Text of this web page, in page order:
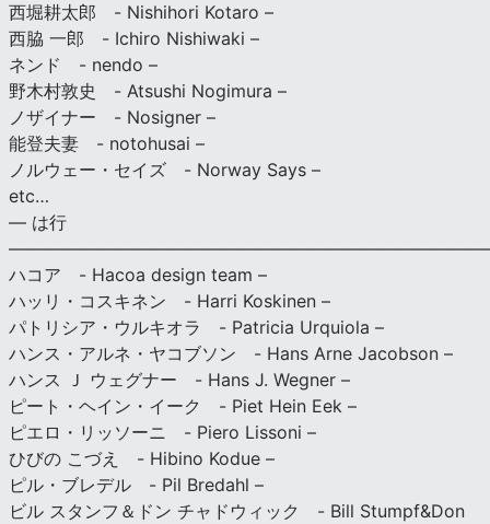
西堀耕太郎 - Nishihori Kotaro –
西脇 一郎 - Ichiro Nishiwaki –
ネンド - nendo –
野木村敦史 - Atsushi Nogimura –
ノザイナー - Nosigner –
能登夫妻 - notohusai –
ノルウェー・セイズ - Norway Says –
etc…
— は行
ハコア - Hacoa design team –
ハッリ・コスキネン - Harri Koskinen –
パトリシア・ウルキオラ - Patricia Urquiola –
ハンス・アルネ・ヤコブソン - Hans Arne Jacobson –
ハンス Ｊ ウェグナー - Hans J. Wegner –
ピート・ヘイン・イーク - Piet Hein Eek –
ピエロ・リッソーニ - Piero Lissoni –
ひびの こづえ - Hibino Kodue –
ピル・ブレデル - Pil Bredahl –
ビル スタンフ＆ドン チャドウィック - Bill Stumpf&Don